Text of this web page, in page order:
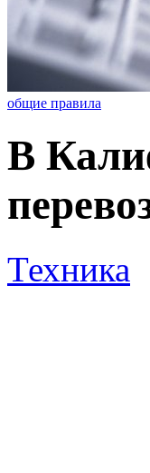
общие правила
В
Техника